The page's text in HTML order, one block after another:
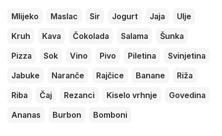
Mlijeko Maslac Sir Jogurt Jaja
Ulje
Kruh
Kava Čokolada Salama
Šunka
Pizza
Sok Vino Pivo Piletina
Svinjetina
Jabuke
Naranče Rajčice Banane
Riža
Riba
Čaj Rezanci Kiselo vrhnje
Govedina
Ananas
Burbon Bomboni